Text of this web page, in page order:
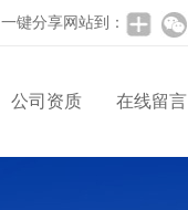
一键分享网站到：
公司资质 在线留言